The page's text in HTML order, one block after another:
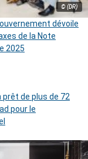
© (DR)
dévoile
de la Note
2025
de plus de 72
pour le